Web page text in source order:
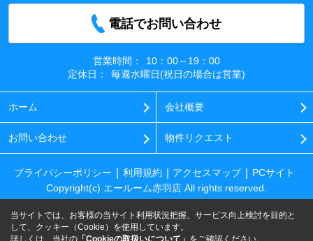
電話でお問い合わせ
営業時間：
10：00～19：00
定休日：
毎週水曜日(祝日の場合は営業)
ホーム 会社概要
お問い合わせ 物件リクエスト
プライバシーポリシー 利用規約 アクセスマップ
PCサイト
Copyright(c) エールーム赤羽店 All rights reserved.
当サイトでは、お客様の当サイト利用状況把握、サービス向上検討を目的と
して、クッキー（Cookie）を使用しています。
詳しくは、当社の 「Cookieの取扱いについて」 をご確認ください。